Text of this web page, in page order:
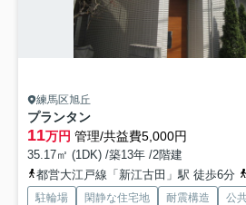
練馬区旭丘
プランタン
11万円 管理/共益費5,000円
35.17㎡ (1DK) /築13年 /2階建
都営大江戸線「新江古田」駅 徒歩6分
駐輪場 閑静な住宅地 耐震構造 公